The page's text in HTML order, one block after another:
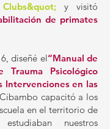
y visitó
de primates
diseñé el“Manual de
Trauma Psicológico
Intervenciones en las
capacitó a los
en el territorio de
nuestros